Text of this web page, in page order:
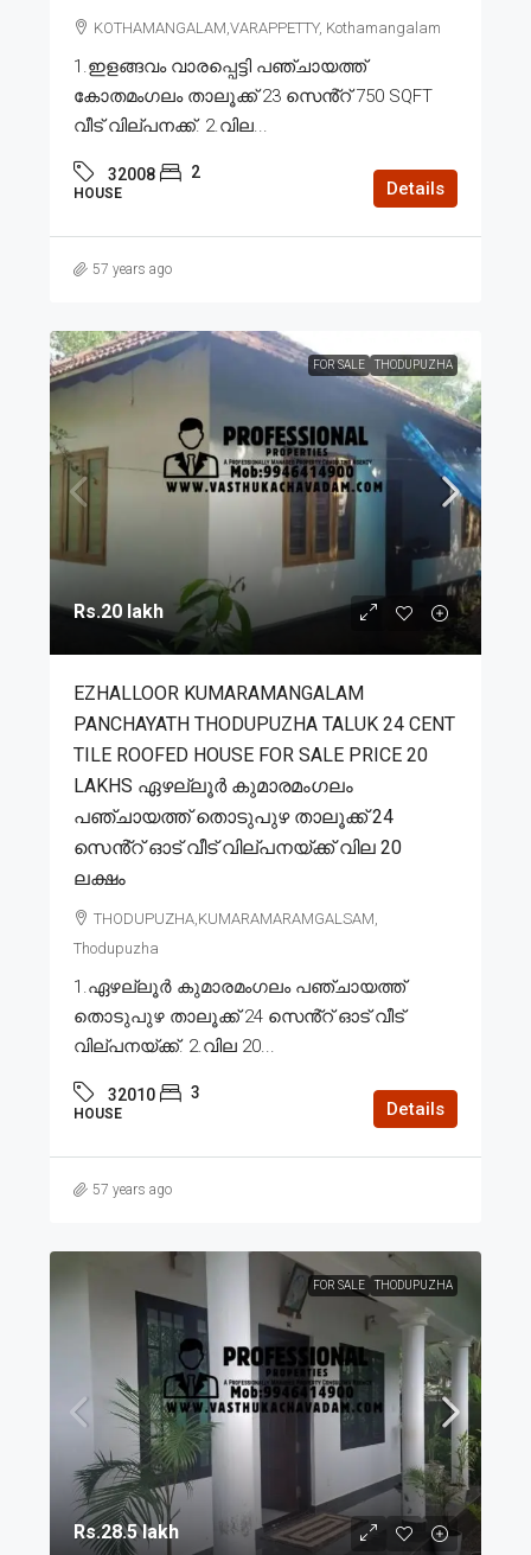
KOTHAMANGALAM,VARAPPETTY, Kothamangalam
1.ഇളങ്ങവം വാരപ്പെട്ടി പഞ്ചായത്ത്
കോതമംഗലം താലൂക്ക് 23 സെൻ്റ് 750 SQFT
വീട് വില്പനക്ക്. 2.വില...
32008 2
HOUSE Details
57 years ago
FOR SALE THODUPUZHA
Rs.20 lakh
EZHALLOOR KUMARAMANGALAM
PANCHAYATH THODUPUZHA TALUK 24 CENT
TILE ROOFED HOUSE FOR SALE PRICE 20
LAKHS ഏഴല്ലൂർ കുമാരമംഗലം
പഞ്ചായത്ത് തൊടുപുഴ താലൂക്ക് 24
സെൻ്റ് ഓട് വീട് വില്പനയ്ക്ക് വില 20
ലക്ഷം
THODUPUZHA,KUMARAMARAMGALSAM,
Thodupuzha
1.ഏഴല്ലൂർ കുമാരമംഗലം പഞ്ചായത്ത്
തൊടുപുഴ താലൂക്ക് 24 സെൻ്റ് ഓട് വീട്
വില്പനയ്ക്ക്. 2.വില 20...
32010 3
HOUSE Details
57 years ago
FOR SALE THODUPUZHA
Rs.28.5 lakh